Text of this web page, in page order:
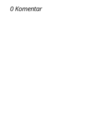
0 Komentar